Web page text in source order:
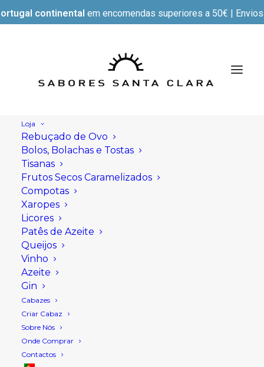
continental em encomendas superiores a 50€ |
Loja
Rebuçado de Ovo
Bolos, Bolachas e Tostas
Tisanas
Frutos Secos Caramelizados
Compotas
Xaropes
Licores
Patês de Azeite
Queijos
Vinho
Azeite
Gin
Cabazes
Criar Cabaz
Sobre Nós
Onde Comprar
Contactos